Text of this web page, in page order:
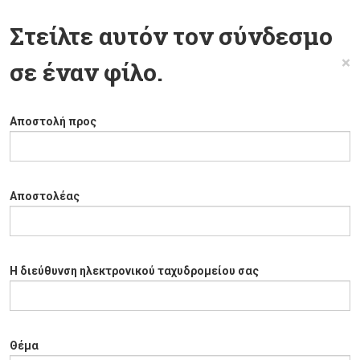
Στείλτε αυτόν τον σύνδεσμο
σε έναν φίλο.
×
Αποστολή προς
Αποστολέας
Η διεύθυνση ηλεκτρονικού ταχυδρομείου σας
Θέμα